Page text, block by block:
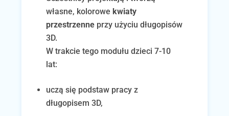
własne, kolorowe kwiaty
przestrzenne przy użyciu długopisów
3D.
W trakcie tego modułu dzieci 7-10
lat:
uczą się podstaw pracy z
długopisem 3D,